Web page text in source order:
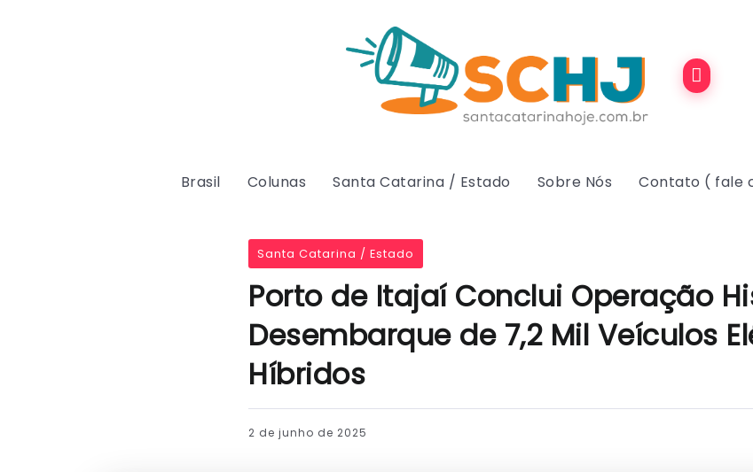
Brasil Colunas Santa Catarina / Estado Sobre Nós Contato ( fale
Santa Catarina / Estado
Porto de Itajaí Conclui Operação
Desembarque de 7,2 Mil Veículos
Híbridos
2 de junho de 2025